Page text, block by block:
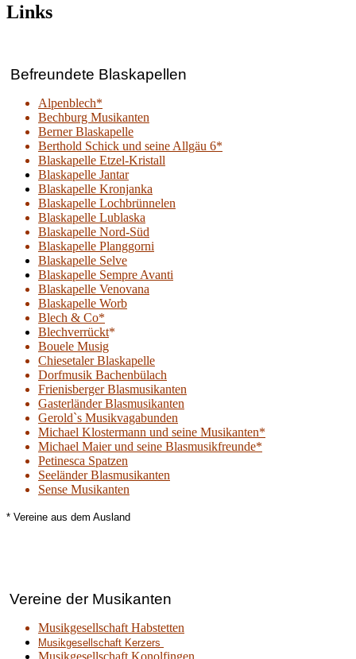
Links
Befreundete Blaskapellen
Alpenblech*
Bechburg Musikanten
Berner Blaskapelle
Berthold Schick und seine Allgäu 6*
Blaskapelle Etzel-Kristall
Blaskapelle Jantar
Blaskapelle Kronjanka
Blaskapelle Lochbrünnelen
Blaskapelle Lublaska
Blaskapelle Nord-Süd
Blaskapelle Planggorni
Blaskapelle Selve
Blaskapelle Sempre Avanti
Blaskapelle Venovana
Blaskapelle Worb
Blech & Co*
Blechverrückt*
Bouele Musig
Chiesetaler Blaskapelle
Dorfmusik Bachenbülach
Frienisberger Blasmusikanten
Gasterländer Blasmusikanten
Gerold`s Musikvagabunden
Michael Klostermann und seine Musikanten*
Michael Maier und seine Blasmusikfreunde*
Petinesca Spatzen
Seeländer Blasmusikanten
Sense Musikanten
* Vereine aus dem Ausland
Vereine der Musikanten
Musikgesellschaft Habstetten
Musikgesellschaft Kerzers
Musikgesellschaft Konolfingen